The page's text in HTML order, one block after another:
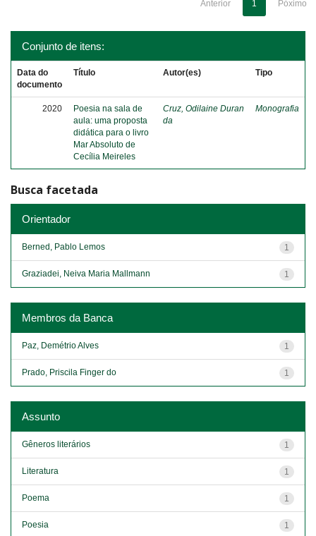
Anterior 1 Póximo
Conjunto de itens:
Data do
documento
Título Autor(es) Tipo
2020
Poesia na sala de
aula: uma proposta
didática para o livro
Mar Absoluto de
Cecília Meireles
Cruz, Odilaine Duran
da
Monografia
Busca facetada
Orientador
1
Berned, Pablo Lemos
1
Graziadei, Neiva Maria Mallmann
Membros da Banca
1
Paz, Demétrio Alves
1
Prado, Priscila Finger do
Assunto
1
Gêneros literários
1
Literatura
1
Poema
1
Poesia